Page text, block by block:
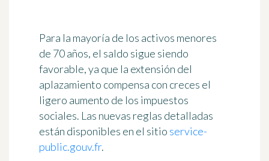
Para la mayoría de los activos menores
de 70 años, el saldo sigue siendo
favorable, ya que la extensión del
aplazamiento compensa con creces el
ligero aumento de los impuestos
sociales. Las nuevas reglas detalladas
están disponibles en el sitio service-
public.gouv.fr.